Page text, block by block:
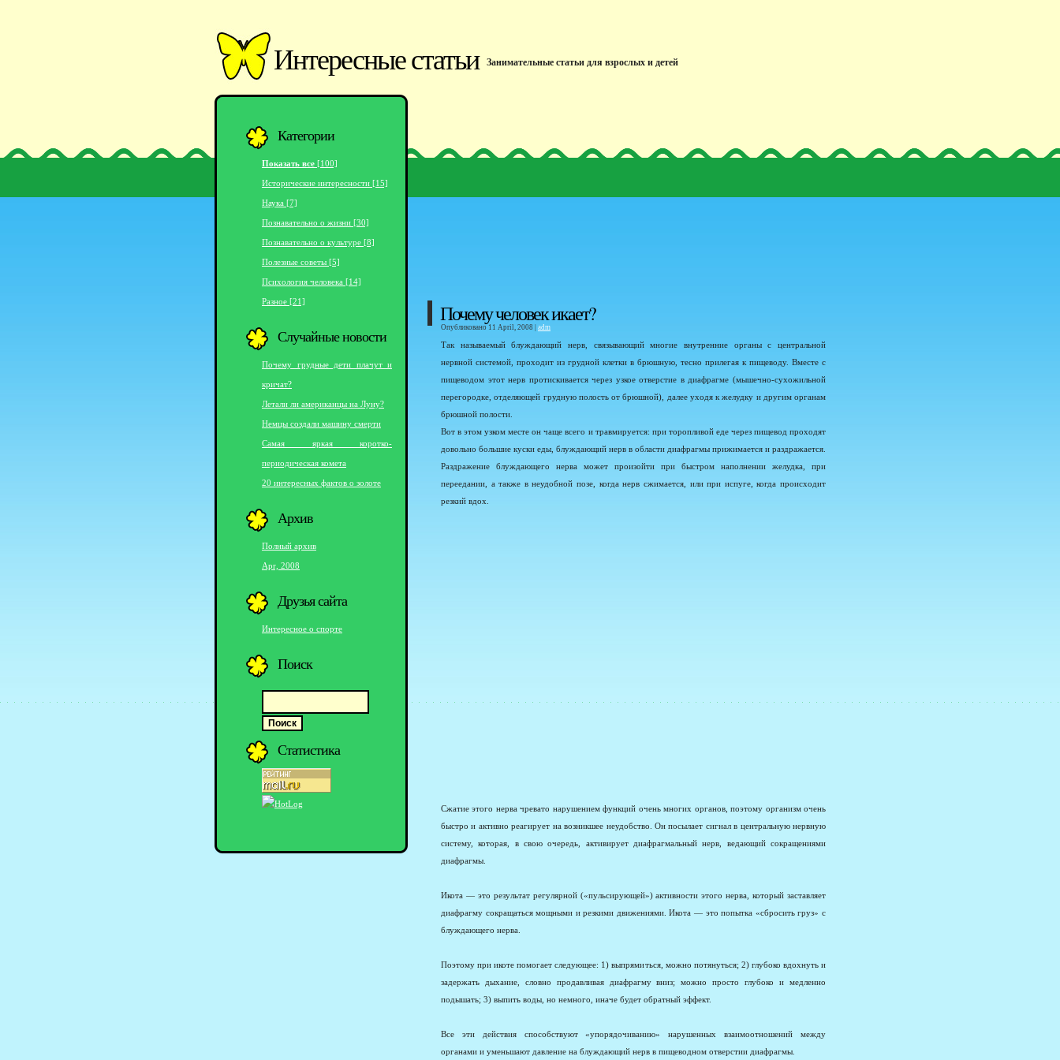
Интересные статьи Занимательные статьи для взрослых и детей
Почему человек икает?
Опубликовано 11 April, 2008 | adm
Так называемый блуждающий нерв, связывающий многие внутренние органы с центральной
нервной системой, проходит из грудной клетки в брюшную, тесно прилегая к пищеводу. Вместе с
пищеводом этот нерв протискивается через узкое отверстие в диафрагме (мышечно-сухожильной
перегородке, отделяющей грудную полость от брюшной), далее уходя к желудку и другим органам
брюшной полости.
Вот в этом узком месте он чаще всего и травмируется: при торопливой еде через пищевод проходят
довольно большие куски еды, блуждающий нерв в области диафрагмы прижимается и раздражается.
Раздражение блуждающего нерва может произойти при быстром наполнении желудка, при
переедании, а также в неудобной позе, когда нерв сжимается, или при испуге, когда происходит
резкий вдох.
Сжатие этого нерва чревато нарушением функций очень многих органов, поэтому организм очень
быстро и активно реагирует на возникшее неудобство. Он посылает сигнал в центральную нервную
систему, которая, в свою очередь, активирует диафрагмальный нерв, ведающий сокращениями
диафрагмы.
Икота — это результат регулярной («пульсирующей») активности этого нерва, который заставляет
диафрагму сокращаться мощными и резкими движениями. Икота — это попытка «сбросить груз» с
блуждающего нерва.
Поэтому при икоте помогает следующее: 1) выпрямиться, можно потянуться; 2) глубоко вдохнуть и
задержать дыхание, словно продавливая диафрагму вниз; можно просто глубоко и медленно
подышать; 3) выпить воды, но немного, иначе будет обратный эффект.
Все эти действия способствуют «упорядочиванию» нарушенных взаимоотношений между
органами и уменьшают давление на блуждающий нерв в пищеводном отверстии диафрагмы.
Категории
Показать все [100]
Исторические интересности [15]
Наука [7]
Познавательно о жизни [30]
Познавательно о культуре [8]
Полезные советы [5]
Психология человека [14]
Разное [21]
Случайные новости
Почему грудные дети плачут и
кричат?
Летали ли американцы на Луну?
Немцы создали машину смерти
Самая яркая коротко-
периодическая комета
20 интересных фактов о золоте
Архив
Полный архив
Apr, 2008
Друзья сайта
Интересное о спорте
Поиск
Статистика